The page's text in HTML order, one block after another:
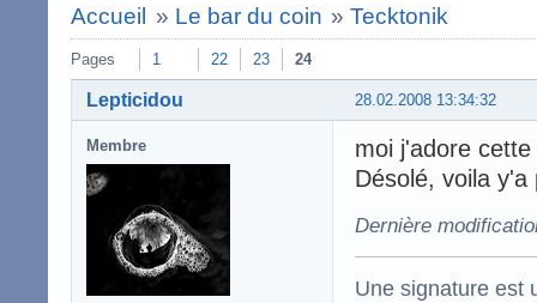
Accueil » Le bar du coin »Tecktonik
Pages 1 22 23 24
28.02.2008 13:34:32
Lepticidou
Membre
moi j'adore cette
Désolé, voila
Dernière
Une signature est